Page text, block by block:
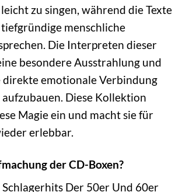
zu singen, während die Texte
menschliche
Die Interpreten dieser
besondere Ausstrahlung und
direkte emotionale Verbindung
Diese Kollektion
Magie ein und macht sie für
erlebbar.
der CD-Boxen?
Der 50er Und 60er